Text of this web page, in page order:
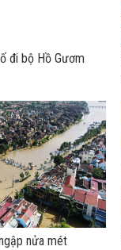
đi bộ Hồ Gươm
nửa mét